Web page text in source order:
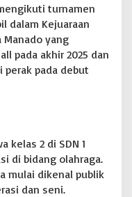
turnamen
dalam Kejuaraan
Manado yang
pada akhir 2025 dan
perak pada debut
kelas 2 di SDN 1
di bidang olahraga.
mulai dikenal publik
dan seni.